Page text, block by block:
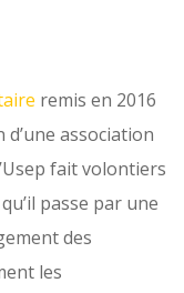
remis en 2016
association
fait volontiers
passe par une
des
les